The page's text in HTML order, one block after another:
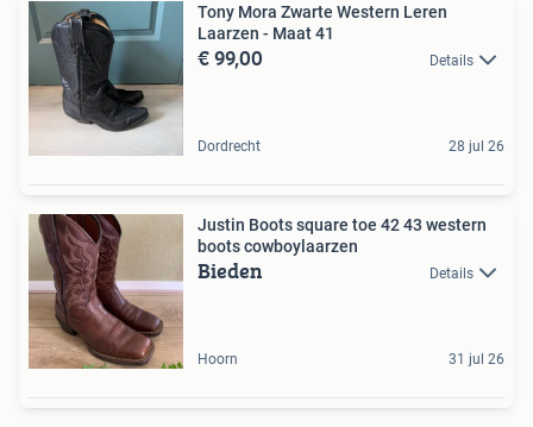
Tony Mora Zwarte Western Leren
Laarzen - Maat 41
€ 99,00 Details
Dordrecht 28 jul 26
Justin Boots square toe 42 43 western
boots cowboylaarzen
Bieden Details
Hoorn 31 jul 26